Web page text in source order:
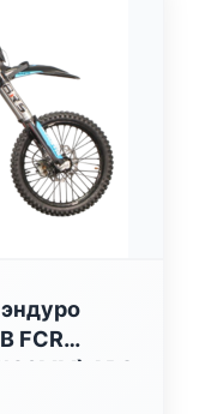
FCR
ARS